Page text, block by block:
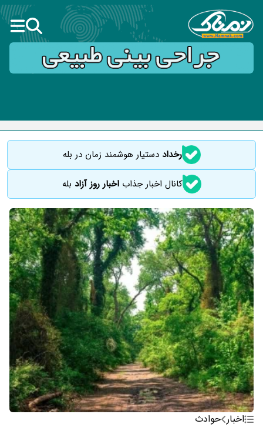
رخداددستیار هوشمند زمان در بله
کانال اخبار جذاباخبار روز آزاد بله
اخبار حوادث